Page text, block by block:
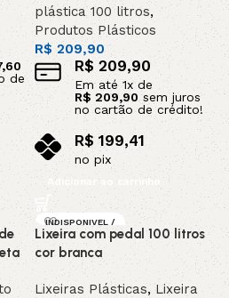
de
plástica 100 litros,
Produtos Plásticos
R$ 209,90
R$209,90
Em até1x de
R$ 209,90sem juros
no cartão de crédito!
R$199,41
no pix
Adicionar ao carrinho
INDISPONIVEL /
SOB ENCOMEND
Lixeira com pedal 100 litros
cor branca
Lixeiras Plásticas,Lixeira